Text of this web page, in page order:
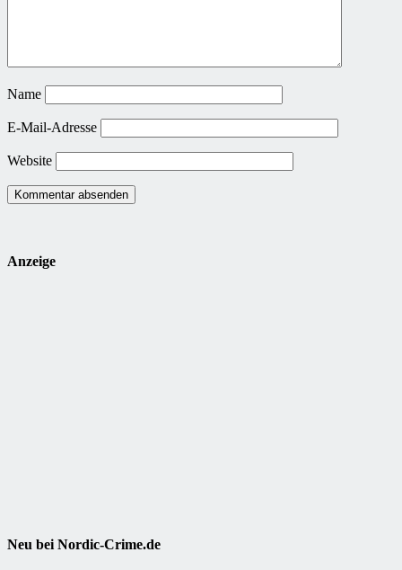
Name
E-Mail-Adresse
Website
Anzeige
Neu bei Nordic-Crime.de